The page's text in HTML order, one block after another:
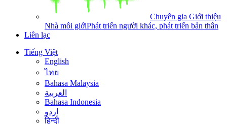
Chuyên gia Giới thiệu
Nhà môi giớiPhát triển người khác, phát triển bản thân
Liên lạc
Tiếng Việt
English
ไทย
Bahasa Malaysia
العربية
Bahasa Indonesia
اردو
हिन्दी